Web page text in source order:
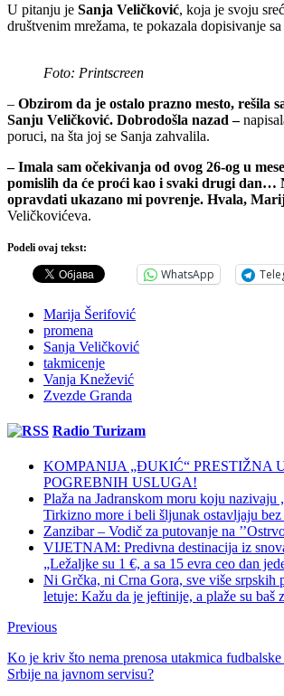
U pitanju je Sanja Veličković, koja je svoju
društvenim mrežama, te pokazala dopisivanje
Foto: Printscreen
– Obzirom da je ostalo prazno mesto, rešila
Sanju Veličković. Dobrodošla nazad –
poruci, na šta joj se Sanja zahvalila.
– Imala sam očekivanja od ovog 26-og u
pomislih da će proći kao i svaki drugi dan…
opravdati ukazano mi povrenje. Hvala,
Veličkovićeva.
Podeli ovaj tekst:
WhatsApp
Marija Šerifović
promena
Sanja Veličković
takmicenje
Vanja Knežević
Zvezde Granda
Radio Turizam
KOMPANIJA „ĐUKIĆ“ PRESTIŽNA
POGREBNIH USLUGA!
Plaža na Jadranskom moru koju nazivaju
Tirkizno more i beli šljunak ostavljaju bez
Zanzibar – Vodič za putovanje na ’’Ostrvo
VIJETNAM: Predivna destinacija iz
„Ležaljke su 1 €, a sa 15 evra ceo dan
Ni Grčka, ni Crna Gora, sve više srpskih
letuje: Kažu da je jeftinije, a plaže su baš
Previous
Ko je kriv što nema prenosa utakmica fudbalske
Srbije na javnom servisu?